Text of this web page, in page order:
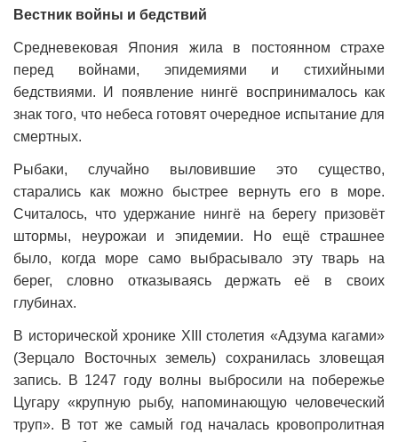
Вестник войны и бедствий
Средневековая Япония жила в постоянном страхе
перед войнами, эпидемиями и стихийными
бедствиями. И появление нингё воспринималось как
знак того, что небеса готовят очередное испытание для
смертных.
Рыбаки, случайно выловившие это существо,
старались как можно быстрее вернуть его в море.
Считалось, что удержание нингё на берегу призовёт
штормы, неурожаи и эпидемии. Но ещё страшнее
было, когда море само выбрасывало эту тварь на
берег, словно отказываясь держать её в своих
глубинах.
В исторической хронике XIII столетия «Адзума кагами»
(Зерцало Восточных земель) сохранилась зловещая
запись. В 1247 году волны выбросили на побережье
Цугару «крупную рыбу, напоминающую человеческий
труп». В тот же самый год началась кровопролитная